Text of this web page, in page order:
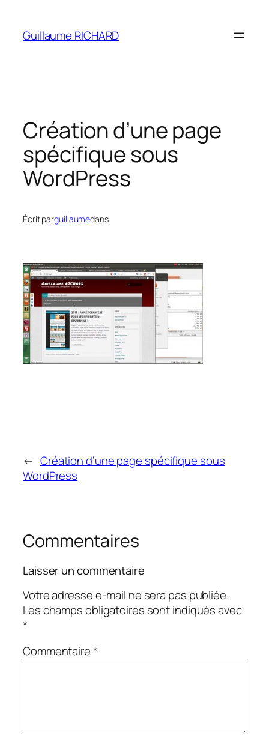
contenu
Guillaume RICHARD
Création d’une page
spécifique sous
WordPress
Écrit parguillaumedans
← Création d’une page spécifique sous
WordPress
Commentaires
Laisser un commentaire
Votre adresse e-mail ne sera pas publiée.
Les champs obligatoires sont indiqués avec
*
Commentaire*